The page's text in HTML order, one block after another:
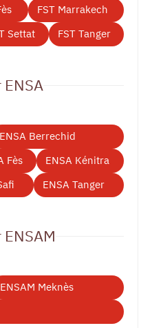
FST Marrakech
Settat FST Tanger
ENSA Berrechid
Fès
ENSA Kénitra
ENSA Tanger
ENSAM Meknès